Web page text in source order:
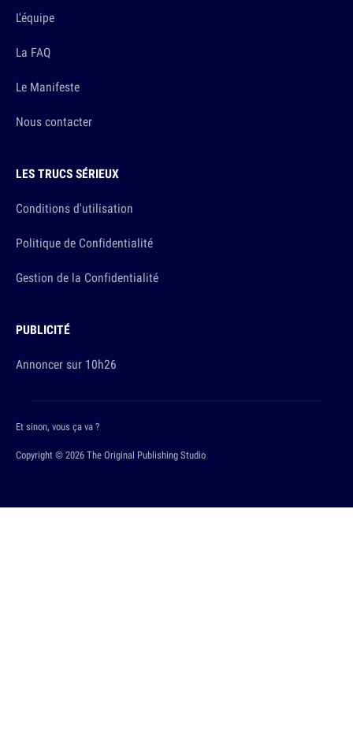
L'équipe
La FAQ
Le Manifeste
Nous contacter
LES TRUCS SÉRIEUX
Conditions d'utilisation
Politique de Confidentialité
Gestion de la Confidentialité
PUBLICITÉ
Annoncer sur 10h26
Copyright © 2026 The Original Publishing Studio
Et sinon, vous ça va ?